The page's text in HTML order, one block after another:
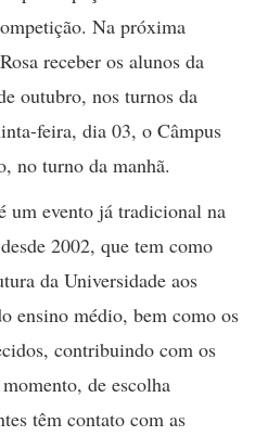
Na próxima
receber os alunos da
outubro, nos turnos da
feira, dia 03, o Câmpus
no turno da manhã.
um evento já tradicional na
2002, que tem como
da Universidade aos
ensino médio, bem como os
contribuindo com os
de escolha
têm contato com as